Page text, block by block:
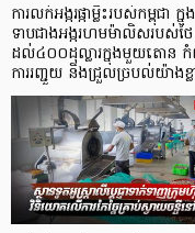
ការលក់អង្ករផ្កាម្លិះរបស់កម្ពុជា ក្នុ
ទាបជាងអង្ករហមម៉ាលិសរបស់ថ
ដល់៤០០ដុល្លារក្នុងមួយតោន កំ
ការរញ្ជួយ និងជ្រួលច្របល់យ៉ាងខ្